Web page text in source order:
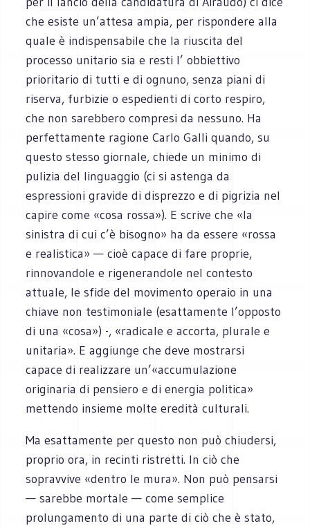
che esiste un’attesa ampia, per rispondere alla
quale è indispensabile che la riuscita del
processo unitario sia e resti l’ obbiettivo
prioritario di tutti e di ognuno, senza piani di
riserva, furbizie o espedienti di corto respiro,
che non sarebbero compresi da nessuno. Ha
perfettamente ragione Carlo Galli quando, su
questo stesso giornale, chiede un minimo di
pulizia del linguaggio (ci si astenga da
espressioni gravide di disprezzo e di pigrizia nel
capire come «cosa rossa»). E scrive che «la
sinistra di cui c’è bisogno» ha da essere «rossa
e realistica» — cioè capace di fare proprie,
rinnovandole e rigenerandole nel contesto
attuale, le sfide del movimento operaio in una
chiave non testimoniale (esattamente l’opposto
di una «cosa») -, «radicale e accorta, plurale e
unitaria». E aggiunge che deve mostrarsi
capace di realizzare un’«accumulazione
originaria di pensiero e di energia politica»
mettendo insieme molte eredità culturali.
Ma esattamente per questo non può chiudersi,
proprio ora, in recinti ristretti. In ciò che
sopravvive «dentro le mura». Non può pensarsi
— sarebbe mortale — come semplice
prolungamento di una parte di ciò che è stato,